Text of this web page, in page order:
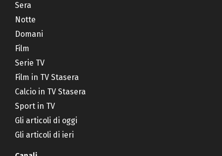
Sera
Notte
Domani
Film
Serie TV
Film in TV Stasera
Calcio in TV Stasera
Sport in TV
Gli articoli di oggi
Gli articoli di ieri